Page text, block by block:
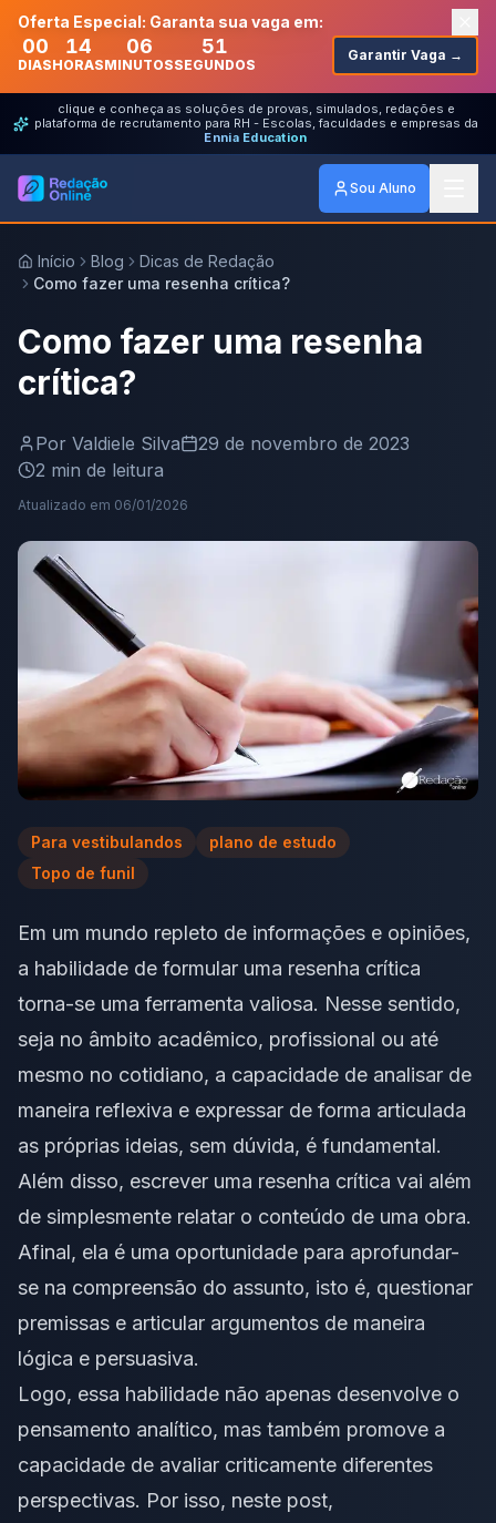
Oferta Especial: Garanta sua vaga em:
00
DIAS
14
HORAS
06
MINUTOS
51
SEGUNDOS
Garantir Vaga →
clique e conheça as soluções de provas, simulados, redações e
plataforma de recrutamento para RH - Escolas, faculdades e empresas da
Ennia Education
Sou Aluno
Início Blog
Dicas de Redação
Como fazer uma resenha crítica?
Como fazer uma resenha
crítica?
Por Valdiele Silva
29 de novembro de 2023
2 min de leitura
Atualizado em 06/01/2026
Para vestibulandos
plano de estudo
Topo de funil
Em um mundo repleto de informações e opiniões,
a habilidade de formular uma resenha crítica
torna-se uma ferramenta valiosa. Nesse sentido,
seja no âmbito acadêmico, profissional ou até
mesmo no cotidiano, a capacidade de analisar de
maneira reflexiva e expressar de forma articulada
as próprias ideias, sem dúvida, é fundamental.
Além disso, escrever uma resenha crítica vai além
de simplesmente relatar o conteúdo de uma obra.
Afinal, ela é uma oportunidade para aprofundar-
se na compreensão do assunto, isto é, questionar
premissas e articular argumentos de maneira
lógica e persuasiva.
Logo, essa habilidade não apenas desenvolve o
pensamento analítico, mas também promove a
capacidade de avaliar criticamente diferentes
perspectivas. Por isso, neste post,